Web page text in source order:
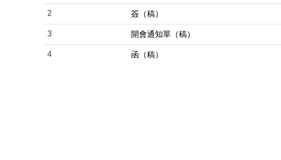
2 簽（稿）
3 開會通知單（稿）
4 函（稿）